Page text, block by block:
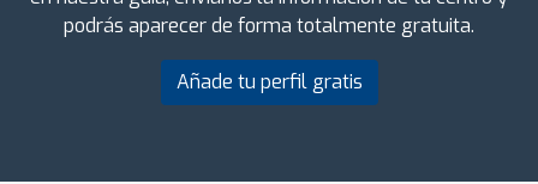
podrás aparecer de forma totalmente gratuita.
Añade tu perfil gratis